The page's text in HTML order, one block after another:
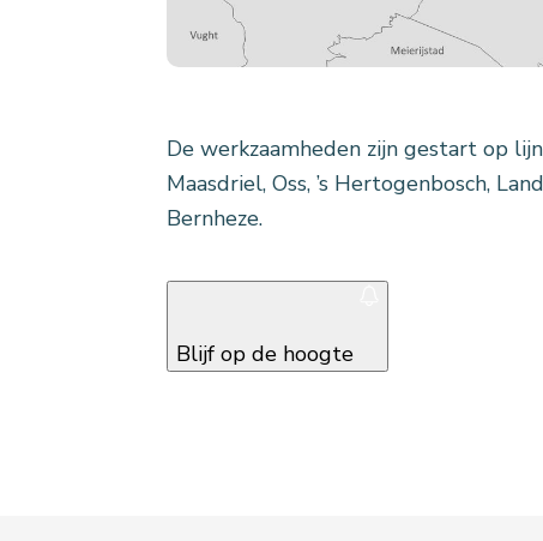
De werkzaamheden zijn gestart op
Maasdriel, Oss, ’s Hertogenbosch,
Bernheze.
Blijf op de hoogte